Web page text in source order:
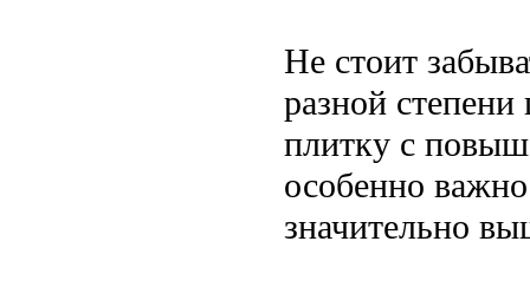
Не стоит
разной степени
плитку с
особенно
значительно